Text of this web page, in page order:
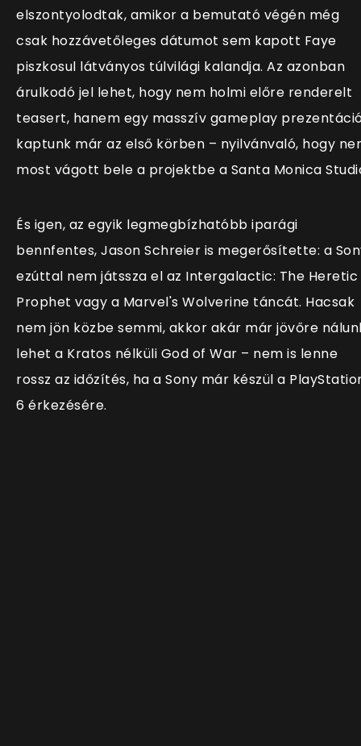
elszontyolodtak, amikor a bemutató végén még
csak hozzávetőleges dátumot sem kapott Faye
piszkosul látványos túlvilági kalandja. Az azonban
árulkodó jel lehet, hogy nem holmi előre renderelt
teasert, hanem egy masszív gameplay
kaptunk már az első körben – nyilvánvaló, hogy
most vágott bele a projektbe a Santa Monica
És igen, az egyik legmegbízhatóbb iparági
bennfentes, Jason Schreier is megerősítette: a
ezúttal nem játssza el az Intergalactic: The Heretic
Prophet vagy a Marvel's Wolverine táncát. Hacsak
nem jön közbe semmi, akkor akár már jövőre
lehet a Kratos nélküli God of War – nem is lenne
rossz az időzítés, ha a Sony már készül a
6 érkezésére.